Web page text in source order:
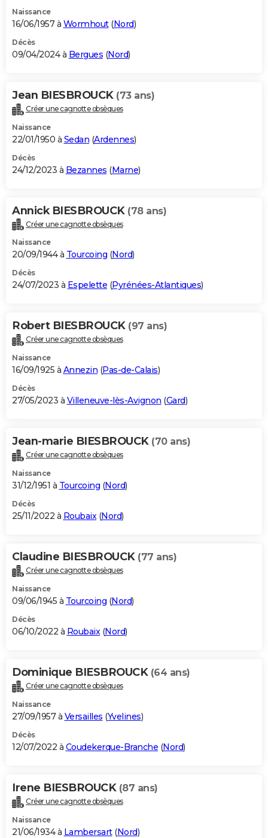
Naissance
16/06/1957 à Wormhout(Nord)
Décès
09/04/2024 à Bergues (Nord)
Jean BIESBROUCK (73 ans)
Créer une cagnotte obsèques
Naissance
22/01/1950 à Sedan (Ardennes)
Décès
24/12/2023 à Bezannes (Marne)
Annick BIESBROUCK (78 ans)
Créer une cagnotte obsèques
Naissance
20/09/1944 à Tourcoing (Nord)
Décès
24/07/2023 à Espelette (Pyrénées-Atlantiques)
Robert BIESBROUCK (97 ans)
Créer une cagnotte obsèques
Naissance
16/09/1925 à Annezin (Pas-de-Calais)
Décès
27/05/2023 à Villeneuve-lès-Avignon (Gard)
Jean-marie BIESBROUCK (70 ans)
Créer une cagnotte obsèques
Naissance
31/12/1951 à Tourcoing (Nord)
Décès
25/11/2022 à Roubaix(Nord)
Claudine BIESBROUCK (77 ans)
Créer une cagnotte obsèques
Naissance
09/06/1945 à Tourcoing (Nord)
Décès
06/10/2022 à Roubaix(Nord)
Dominique BIESBROUCK (64 ans)
Créer une cagnotte obsèques
Naissance
27/09/1957 à Versailles (Yvelines)
Décès
12/07/2022 à Coudekerque-Branche (Nord)
Irene BIESBROUCK (87 ans)
Créer une cagnotte obsèques
Naissance
21/06/1934 à Lambersart(Nord)